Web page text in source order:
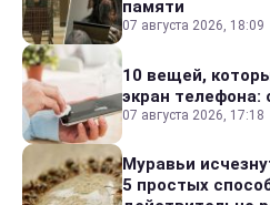
памяти
07 августа 2026, 18:09
10 вещей,
экран телефона:
07 августа 2026, 17:18
Муравьи
5 простых